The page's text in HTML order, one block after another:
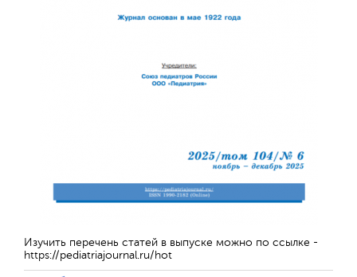
Изучить перечень статей в выпуске можно по ссылке -
https://pediatriajournal.ru/hot
Отправить